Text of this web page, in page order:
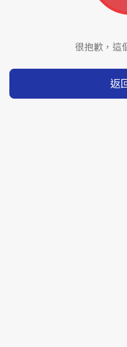
很抱歉，這
返